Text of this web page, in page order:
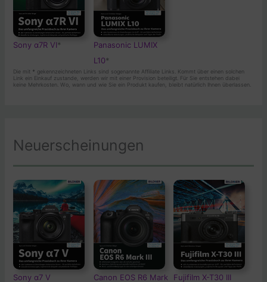
Sony α7R VI*
Panasonic LUMIX
L10*
Die mit * gekennzeichneten Links sind sogenannte Affiliate Links. Kommt über einen solchen
Link ein Einkauf zustande, werden wir mit einer Provision beteiligt. Für Sie entstehen dabei
keine Mehrkosten. Wo, wann und wie Sie ein Produkt kaufen, bleibt natürlich Ihnen überlassen.
Neuerscheinungen
Sony α7 V
Canon EOS R6 Mark
Fujifilm X-T30 III